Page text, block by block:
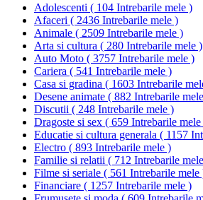
Adolescenti ( 104 Intrebarile mele )
Afaceri ( 2436 Intrebarile mele )
Animale ( 2509 Intrebarile mele )
Arta si cultura ( 280 Intrebarile mele )
Auto Moto ( 3757 Intrebarile mele )
Cariera ( 541 Intrebarile mele )
Casa si gradina ( 1603 Intrebarile
Desene animate ( 882 Intrebarile mele
Discutii ( 248 Intrebarile mele )
Dragoste si sex ( 659 Intrebarile mele
Educatie si cultura generala ( 1157
Electro ( 893 Intrebarile mele )
Familie si relatii ( 712 Intrebarile mele
Filme si seriale ( 561 Intrebarile mele
Financiare ( 1257 Intrebarile mele )